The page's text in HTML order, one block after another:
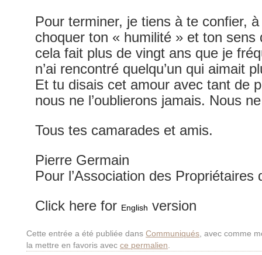
Pour terminer, je tiens à te confier,
choquer ton « humilité » et ton sens
cela fait plus de vingt ans que je
n’ai rencontré quelqu’un qui aimait
Et tu disais cet amour avec tant de
nous ne l’oublierons jamais. Nous
Tous tes camarades et amis.
Pierre Germain
Pour l’Association des Propriétaires
Click here for English version
Cette entrée a été publiée dans Communiqués , avec comme
la mettre en favoris avec ce permalien